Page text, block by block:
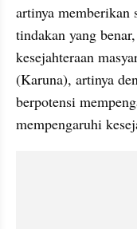
artinya memberikan
tindakan yang
kesejahteraan
(Karuna), artinya
berpotensi
mempengaruhi